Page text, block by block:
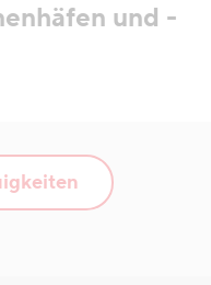
und -